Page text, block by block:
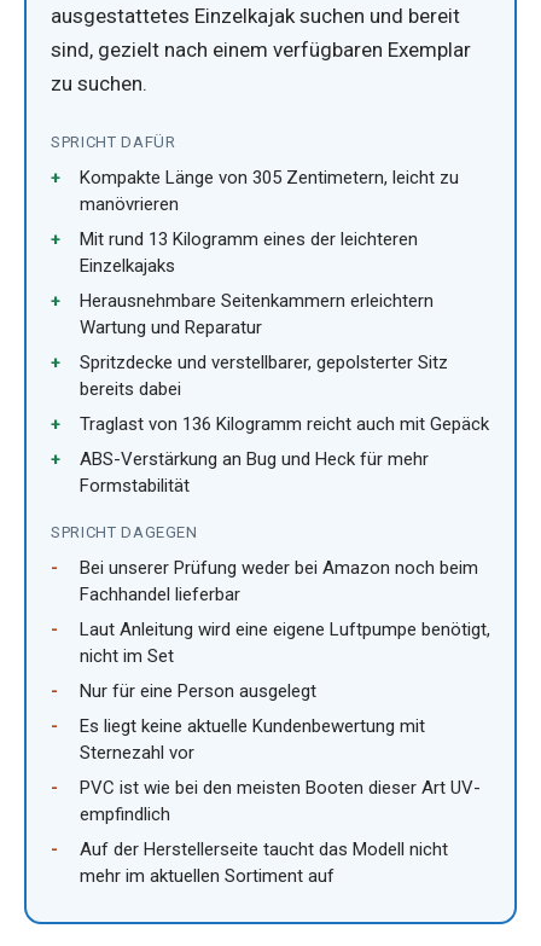
ausgestattetes Einzelkajak suchen und bereit
sind, gezielt nach einem verfügbaren Exemplar
zu suchen.
SPRICHT DAFÜR
Kompakte Länge von 305 Zentimetern, leicht zu
manövrieren
Mit rund 13 Kilogramm eines der leichteren
Einzelkajaks
Herausnehmbare Seitenkammern erleichtern
Wartung und Reparatur
Spritzdecke und verstellbarer, gepolsterter Sitz
bereits dabei
Traglast von 136 Kilogramm reicht auch mit Gepäck
ABS-Verstärkung an Bug und Heck für mehr
Formstabilität
SPRICHT DAGEGEN
Bei unserer Prüfung weder bei Amazon noch beim
Fachhandel lieferbar
Laut Anleitung wird eine eigene Luftpumpe benötigt,
nicht im Set
Nur für eine Person ausgelegt
Es liegt keine aktuelle Kundenbewertung mit
Sternezahl vor
PVC ist wie bei den meisten Booten dieser Art UV-
empfindlich
Auf der Herstellerseite taucht das Modell nicht
mehr im aktuellen Sortiment auf